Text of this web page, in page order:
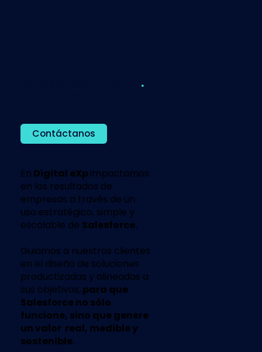
.
En Digital eXpimpactamos
en los resultados de
empresas a través de un
uso estratégico, simple y
escalable de Salesforce.
Guiamos a nuestros clientes
en el diseño de soluciones
productizadas y alineadas a
sus objetivos, para que
Salesforce no sólo
funcione, sino que genere
un valor real, medible y
sostenible.
Contáctanos